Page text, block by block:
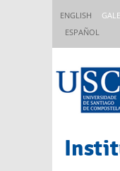
ENGLISH
ESPAÑOL